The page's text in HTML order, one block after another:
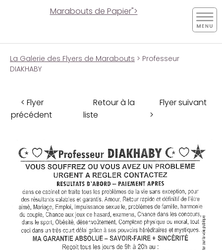
Marabouts de Papier">
La Galerie des Flyers de Marabouts > Professeur
DIAKHABY
< Flyer
précédent
Retour à la
liste
Flyer suivant
>